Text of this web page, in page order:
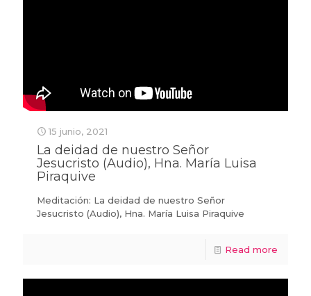
15 junio, 2021
La deidad de nuestro Señor
Jesucristo (Audio), Hna. María Luisa
Piraquive
Meditación: La deidad de nuestro Señor
Jesucristo (Audio), Hna. María Luisa Piraquive
Read more